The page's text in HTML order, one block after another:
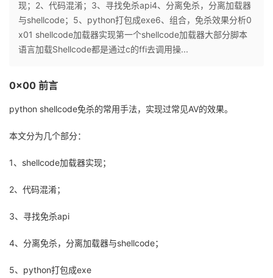
个
人
主
页
我
开
发
者
现；2、代码混淆；3、寻找免杀api4、分离免杀，分离加载器
与shellcode；5、python打包成exe6、组合，免杀效果分析0
x01 shellcode加载器实现第一个shellcode加载器大部分脚本
语言加载Shellcode都是通过c的ffi去调用操...
0x00 前言
python shellcode免杀的常用手法，实现过常见AV的效果。
本文分为几个部分：
1、shellcode加载器实现；
2、代码混淆；
3、寻找免杀api
4、分离免杀，分离加载器与shellcode；
5、python打包成exe